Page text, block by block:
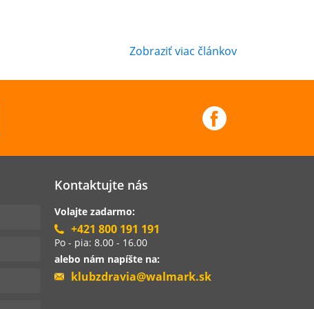
Zobraziť viac článkov
Kontaktujte nás
Volajte zadarmo:
+421 800 191 191
Po - pia: 8.00 - 16.00
alebo nám napíšte na:
klubzdravia@walmark.sk